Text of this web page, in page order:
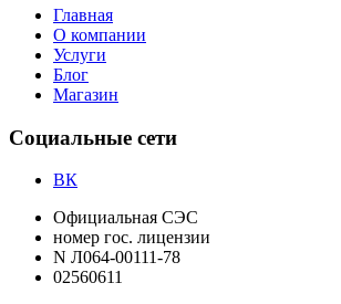
Главная
О компании
Услуги
Блог
Магазин
Социальные сети
ВК
Официальная СЭС
номер гос. лицензии
N Л064-00111-78
02560611